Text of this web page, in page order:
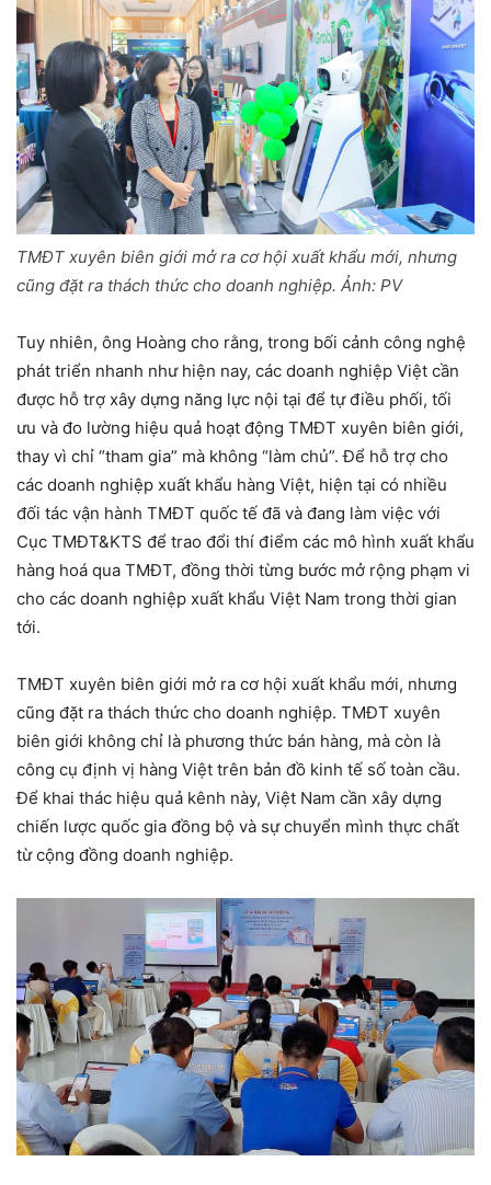
TMĐT xuyên biên giới mở ra cơ hội xuất khẩu mới, nhưng
cũng đặt ra thách thức cho doanh nghiệp. Ảnh: PV
Tuy nhiên, ông Hoàng cho rằng, trong bối cảnh công nghệ
phát triển nhanh như hiện nay, các doanh nghiệp Việt cần
được hỗ trợ xây dựng năng lực nội tại để tự điều phối, tối
ưu và đo lường hiệu quả hoạt động TMĐT xuyên biên giới,
thay vì chỉ “tham gia” mà không “làm chủ”. Để hỗ trợ cho
các doanh nghiệp xuất khẩu hàng Việt, hiện tại có nhiều
đối tác vận hành TMĐT quốc tế đã và đang làm việc với
Cục TMĐT&KTS để trao đổi thí điểm các mô hình xuất khẩu
hàng hoá qua TMĐT, đồng thời từng bước mở rộng phạm vi
cho các doanh nghiệp xuất khẩu Việt Nam trong thời gian
tới.
TMĐT xuyên biên giới mở ra cơ hội xuất khẩu mới, nhưng
cũng đặt ra thách thức cho doanh nghiệp. TMĐT xuyên
biên giới không chỉ là phương thức bán hàng, mà còn là
công cụ định vị hàng Việt trên bản đồ kinh tế số toàn cầu.
Để khai thác hiệu quả kênh này, Việt Nam cần xây dựng
chiến lược quốc gia đồng bộ và sự chuyển mình thực chất
từ cộng đồng doanh nghiệp.